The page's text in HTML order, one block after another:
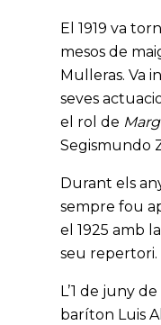
El 1919 va
mesos de
Mulleras. Va
seves
el rol de
Segismundo
Durant els
sempre fou
el 1925 amb
seu repertori.
L’1 de juny
baríton Luis